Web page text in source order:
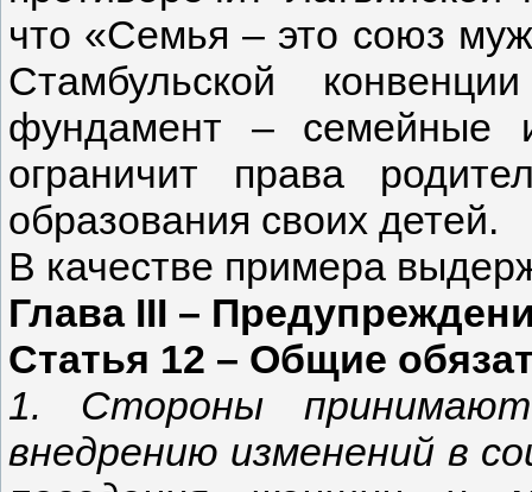
что «Семья – это союз
Стамбульской
фундамент – семейные
ограничит права
образования своих детей.
В качестве примера
Глава III –
Статья 12 – Общие
1. Стороны
внедрению изменений в